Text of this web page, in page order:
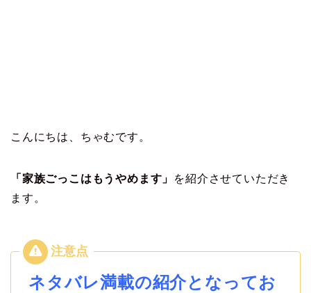
こんにちは、ちゃむです。
「家族ごっこはもうやめます」
を紹介させていただき
ます。
ネタバレ満載の紹介となってお